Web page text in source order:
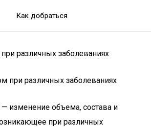
Как добраться
различных заболеваниях
изменение объема, состава и
при различных